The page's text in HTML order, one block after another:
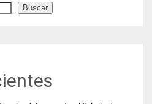
Buscar